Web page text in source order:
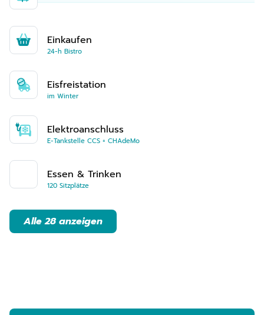
Einkaufen
24-h Bistro
Eisfreistation
im Winter
Elektroanschluss
E-Tankstelle CCS + CHAdeMo
Essen & Trinken
120 Sitzplätze
Alle 28 anzeigen